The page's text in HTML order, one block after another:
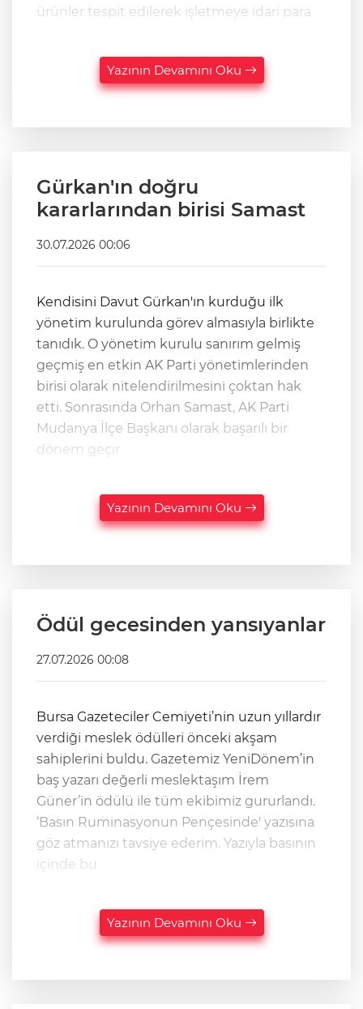
ürünler tespit edilerek işletmeye idari para
Yazının Devamını Oku
Gürkan'ın doğru
kararlarından birisi Samast
30.07.2026 00:06
Kendisini Davut Gürkan'ın kurduğu ilk
yönetim kurulunda görev almasıyla birlikte
tanıdık. O yönetim kurulu sanırım gelmiş
geçmiş en etkin AK Parti yönetimlerinden
birisi olarak nitelendirilmesini çoktan hak
etti. Sonrasında Orhan Samast, AK Parti
Mudanya İlçe Başkanı olarak başarılı bir
dönem geçir
Yazının Devamını Oku
Ödül gecesinden yansıyanlar
27.07.2026 00:08
Bursa Gazeteciler Cemiyeti’nin uzun yıllardır
verdiği meslek ödülleri önceki akşam
sahiplerini buldu. Gazetemiz YeniDönem’in
baş yazarı değerli meslektaşım İrem
Güner’in ödülü ile tüm ekibimiz gururlandı.
‘Basın Ruminasyonun Pençesinde' yazısına
göz atmanızı tavsiye ederim. Yazıyla basının
içinde bu
Yazının Devamını Oku